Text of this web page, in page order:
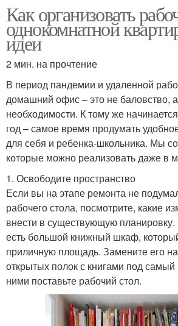
Как организовать
однокомнатной
идеи
2 мин. на прочтение
В период пандемии и удаленной
домашний офис – это не баловство,
необходимости. К тому же
год – самое время продумать
для себя и ребенка-школьника. Мы
которые можно реализовать даже в
1. Освободите пространство
Если вы на этапе ремонта не
рабочего стола, посмотрите, какие
внести в существующую
есть большой книжный шкаф,
приличную площадь. Замените его
открытых полок с книгами под самый
ними поставьте рабочий стол.